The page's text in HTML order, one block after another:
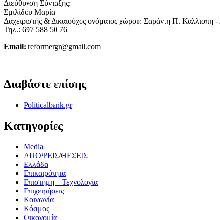
Διεύθυνση Σύνταξης:
Σμιλίδου Μαρία
Δαχειριστής & Δικαιούχος ονόματος χώρου: Σαράντη Π. Καλλιοπη -
Τηλ.: 697 588 50 76
Email: reformergr@gmail.com
Διαβάστε επίσης
Politicalbank.gr
Κατηγορίες
Media
ΑΠΟΨΕΙΣ/ΘΕΣΕΙΣ
Ελλάδα
Επικαιρότητα
Επιστήμη – Τεχνολογία
Επιχειρήσεις
Κοινωνία
Κόσμος
Οικονομία